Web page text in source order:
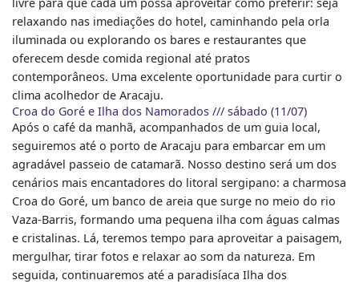
relaxando nas imediações do hotel, caminhando pela orla
iluminada ou explorando os bares e restaurantes que
oferecem desde comida regional até pratos
contemporâneos. Uma excelente oportunidade para curtir o
clima acolhedor de Aracaju.
Croa do Goré e Ilha dos Namorados /// sábado (11/07)
Após o café da manhã, acompanhados de um guia local,
seguiremos até o porto de Aracaju para embarcar em um
agradável passeio de catamarã. Nosso destino será um dos
cenários mais encantadores do litoral sergipano: a charmosa
Croa do Goré, um banco de areia que surge no meio do rio
Vaza-Barris, formando uma pequena ilha com águas calmas
e cristalinas. Lá, teremos tempo para aproveitar a paisagem,
mergulhar, tirar fotos e relaxar ao som da natureza. Em
seguida, continuaremos até a paradisíaca Ilha dos